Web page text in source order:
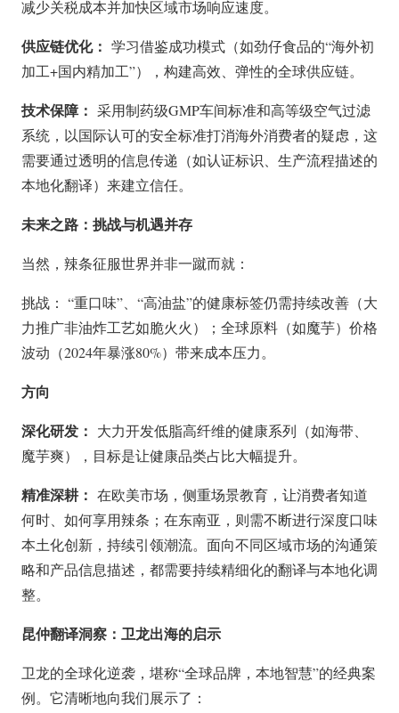
减少关税成本并加快区域市场响应速度。
供应链优化： 学习借鉴成功模式（如劲仔食品的“海外初
加工+国内精加工”），构建高效、弹性的全球供应链。
技术保障： 采用制药级GMP车间标准和高等级空气过滤
系统，以国际认可的安全标准打消海外消费者的疑虑，这
需要通过透明的信息传递（如认证标识、生产流程描述的
本地化翻译）来建立信任。
未来之路：挑战与机遇并存
当然，辣条征服世界并非一蹴而就：
挑战： “重口味”、“高油盐”的健康标签仍需持续改善（大
力推广非油炸工艺如脆火火）；全球原料（如魔芋）价格
波动（2024年暴涨80%）带来成本压力。
方向
深化研发： 大力开发低脂高纤维的健康系列（如海带、
魔芋爽），目标是让健康品类占比大幅提升。
精准深耕： 在欧美市场，侧重场景教育，让消费者知道
何时、如何享用辣条；在东南亚，则需不断进行深度口味
本土化创新，持续引领潮流。面向不同区域市场的沟通策
略和产品信息描述，都需要持续精细化的翻译与本地化调
整。
昆仲翻译洞察：卫龙出海的启示
卫龙的全球化逆袭，堪称“全球品牌，本地智慧”的经典案
例。它清晰地向我们展示了：